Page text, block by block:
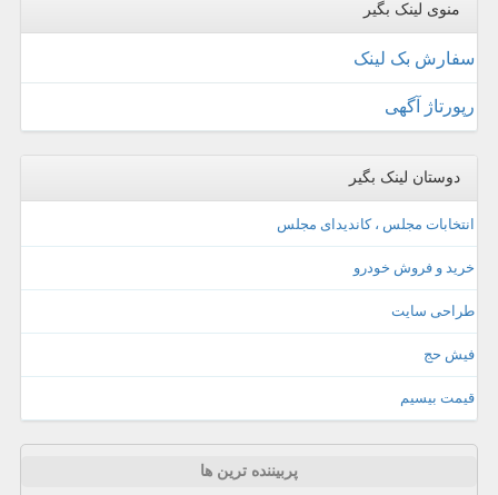
منوی لینک بگیر
سفارش بک لینک
رپورتاژ آگهی
دوستان لینک بگیر
انتخابات مجلس ، کاندیدای مجلس
خرید و فروش خودرو
طراحی سایت
فیش حج
قیمت بیسیم
پربیننده ترین ها